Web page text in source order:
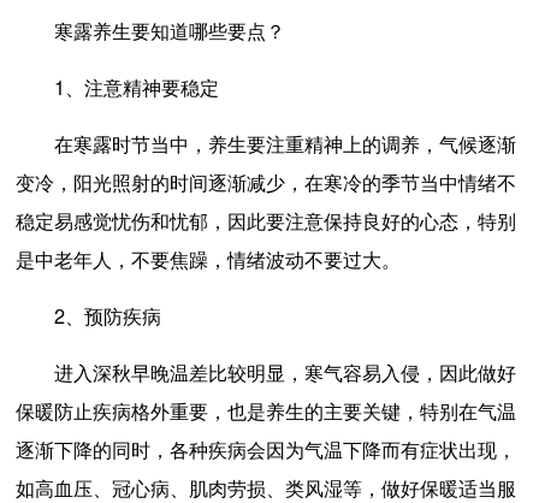
寒露养生要知道哪些要点？
1、注意精神要稳定
在寒露时节当中，养生要注重精神上的调养，气候逐渐
变冷，阳光照射的时间逐渐减少，在寒冷的季节当中情绪不
稳定易感觉忧伤和忧郁，因此要注意保持良好的心态，特别
是中老年人，不要焦躁，情绪波动不要过大。
2、预防疾病
进入深秋早晚温差比较明显，寒气容易入侵，因此做好
保暖防止疾病格外重要，也是养生的主要关键，特别在气温
逐渐下降的同时，各种疾病会因为气温下降而有症状出现，
如高血压、冠心病、肌肉劳损、类风湿等，做好保暖适当服